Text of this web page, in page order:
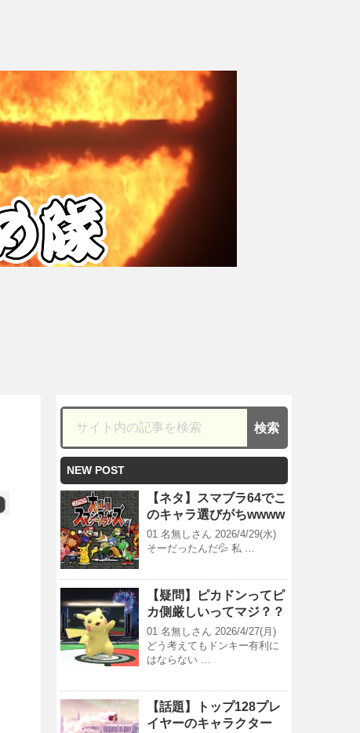
NEW POST
【ネタ】スマブラ64でこ
のキャラ選びがちwwww
01 名無しさん 2026/4/29(水)
そーだったんだ💦 私 …
【疑問】ピカドンってピ
カ側厳しいってマジ？？
01 名無しさん 2026/4/27(月)
どう考えてもドンキー有利に
はならない …
【話題】トップ128プレ
イヤーのキャラクター